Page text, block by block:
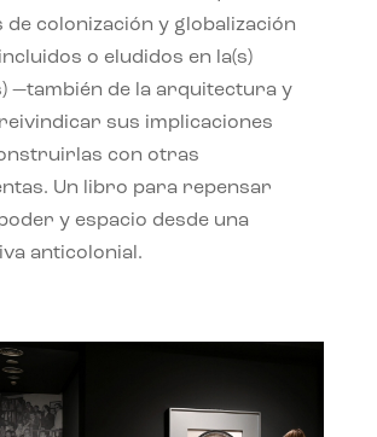
de colonización y globalización
o eludidos en la(s)
—también de la arquitectura y
sus implicaciones
con otras
Un libro para repensar
y espacio desde una
anticolonial.